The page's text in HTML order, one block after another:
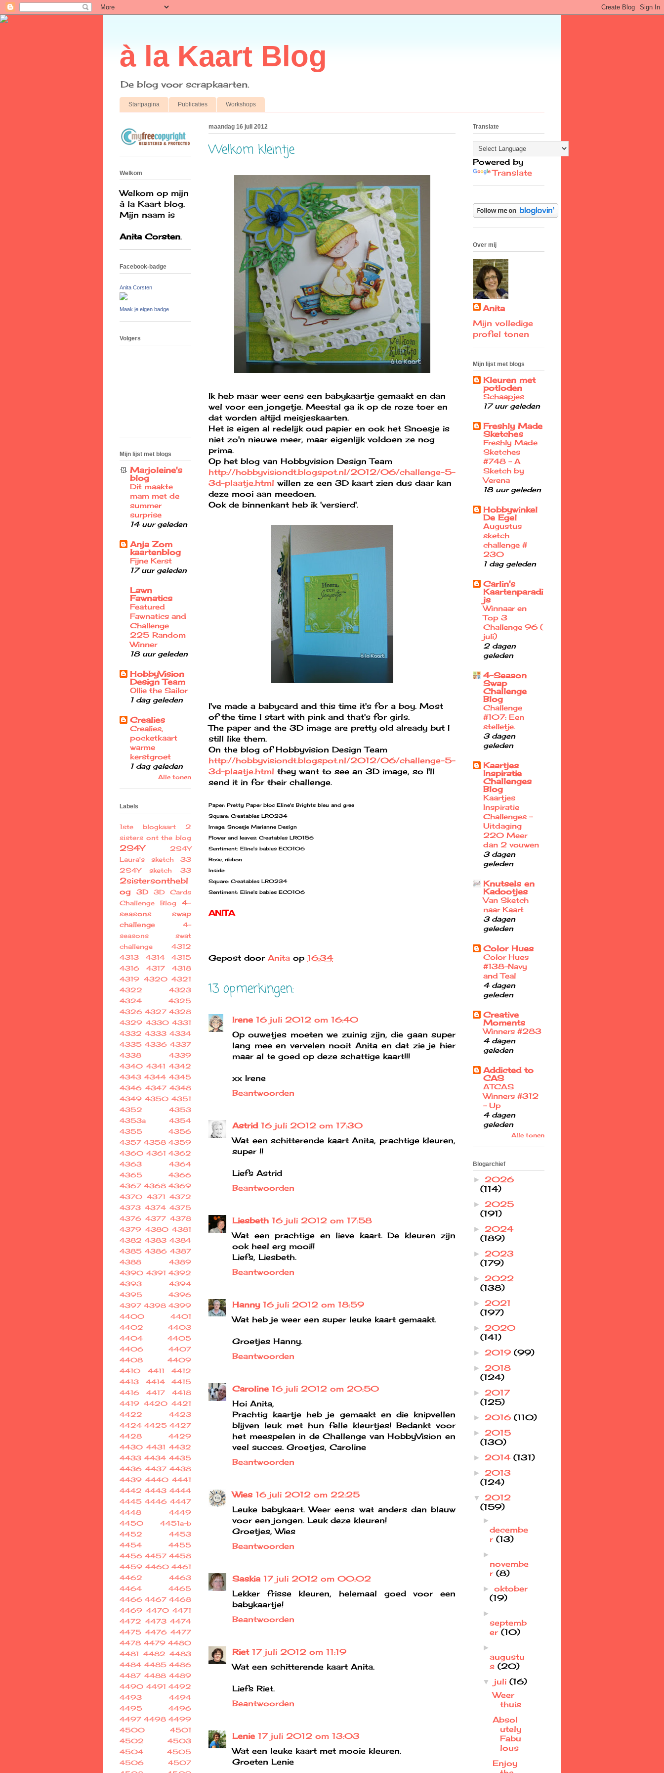
à la Kaart Blog
De blog voor scrapkaarten.
Startpagina Publicaties Workshops
maandag 16 juli 2012
Welkom kleintje
Ik heb maar weer eens een babykaartje gemaakt en dan
wel voor een jongetje. Meestal ga ik op de roze toer en
dat worden altijd meisjeskaarten.
Het is eigen al redelijk oud papier en ook het Snoesje is
niet zo'n nieuwe meer, maar eigenlijk voldoen ze nog
prima.
Op het blog van Hobbyvision Design Team
http://hobbyvisiondt.blogspot.nl/2012/06/challenge-5-
3d-plaatje.html willen ze een 3D kaart zien dus daar kan
deze mooi aan meedoen.
Ook de binnenkant heb ik 'versierd'.
I've made a babycard and this time it's for a boy. Most
of the time I start with pink and that's for girls.
The paper and the 3D image are pretty old already but I
still like them.
On the blog of Hobbyvision Design Team
http://hobbyvisiondt.blogspot.nl/2012/06/challenge-5-
3d-plaatje.html they want to see an 3D image, so I'll
send it in for their challenge.
Paper: Pretty Paper bloc Eline's Brights bleu and gree
Square: Creatables LR0234
Image: Snoesje Marianne Design
Flower and leaves: Creatables LR0156
Sentiment: Eline's babies EC0106
Rose, ribbon
Inside:
Square: Creatables LR0234
Sentiment: Eline's babies EC0106
ANITA
Gepost door Anita op 16:34
13 opmerkingen:
Irene 16 juli 2012 om 16:40
Op ouwetjes moeten we zuinig zijn, die gaan super
lang mee en vervelen nooit Anita en dat zie je hier
maar al te goed op deze schattige kaart!!!
xx Irene
Beantwoorden
Astrid 16 juli 2012 om 17:30
Wat een schitterende kaart Anita, prachtige kleuren,
super !!
Liefs Astrid
Beantwoorden
Liesbeth 16 juli 2012 om 17:58
Wat een prachtige en lieve kaart. De kleuren zijn
ook heel erg mooi!!
Liefs, Liesbeth.
Beantwoorden
Hanny 16 juli 2012 om 18:59
Wat heb je weer een super leuke kaart gemaakt.
Groetjes Hanny.
Beantwoorden
Caroline 16 juli 2012 om 20:50
Hoi Anita,
Prachtig kaartje heb je gemaakt en die knipvellen
blijven leuk met hun felle kleurtjes! Bedankt voor
het meespelen in de Challenge van HobbyVision en
veel succes. Groetjes, Caroline
Beantwoorden
Wies 16 juli 2012 om 22:25
Leuke babykaart. Weer eens wat anders dan blauw
voor een jongen. Leuk deze kleuren!
Groetjes, Wies
Beantwoorden
Saskia 17 juli 2012 om 00:02
Lekker frisse kleuren, helemaal goed voor een
babykaartje!
Beantwoorden
Riet 17 juli 2012 om 11:19
Wat een schitterende kaart Anita.
Liefs Riet.
Beantwoorden
Lenie 17 juli 2012 om 13:03
Wat een leuke kaart met mooie kleuren.
Groeten Lenie
Welkom
Welkom op mijn
à la Kaart blog.
Mijn naam is
Anita Corsten.
Facebook-badge
Anita Corsten
Maak je eigen badge
Volgers
Mijn lijst met blogs
Marjoleine's
blog
Dit maakte
mam met de
summer
surprise
14 uur geleden
Anja Zom
kaartenblog
Fijne Kerst
17 uur geleden
Lawn
Fawnatics
Featured
Fawnatics and
Challenge
225 Random
Winner
18 uur geleden
HobbyVision
Design Team
Ollie the Sailor
1 dag geleden
Crealies
Crealies,
pocketkaart
warme
kerstgroet
1 dag geleden
Alle tonen
Labels
1ste blogkaart
2
sisters ont the blog
2S4Y
2S4Y
Laura's sketch 33
2S4Y sketch 33
2sistersonthebl
og
3D
3D Cards
Challenge Blog
4-
seasons swap
challenge
4-
seasons swat
challenge
4312
4313
4314
4315
4316
4317
4318
4319 4320 4321
4322
4323
4324
4325
4326 4327 4328
4329 4330 4331
4332 4333 4334
4335 4336 4337
4338
4339
4340 4341 4342
4343 4344 4345
4346 4347 4348
4349 4350 4351
4352
4353
4353a
4354
4355
4356
4357 4358 4359
4360 4361 4362
4363
4364
4365
4366
4367 4368 4369
4370 4371 4372
4373 4374 4375
4376 4377 4378
4379 4380 4381
4382 4383 4384
4385 4386 4387
4388
4389
4390 4391 4392
4393
4394
4395
4396
4397 4398 4399
4400
4401
4402
4403
4404
4405
4406
4407
4408
4409
4410
4411
4412
4413
4414
4415
4416
4417
4418
4419 4420 4421
4422
4423
4424 4425 4427
4428
4429
4430 4431 4432
4433 4434 4435
4436 4437 4438
4439 4440 4441
4442 4443 4444
4445 4446 4447
4448
4449
4450
4451a-b
4452
4453
4454
4455
4456 4457 4458
4459 4460 4461
4462
4463
4464
4465
4466 4467 4468
4469 4470 4471
4472 4473 4474
4475 4476 4477
4478 4479 4480
4481
4482 4483
4484 4485 4486
4487 4488 4489
4490 4491 4492
4493
4494
4495
4496
4497 4498 4499
4500
4501
4502
4503
4504
4505
4506
4507
Translate
Powered by
Translate
Over mij
Anita
Mijn volledige
profiel tonen
Mijn lijst met blogs
Kleuren met
potloden
Schaapjes
17 uur geleden
Freshly Made
Sketches
Freshly Made
Sketches
#748 - A
Sketch by
Verena
18 uur geleden
Hobbywinkel
De Egel
Augustus
sketch
challenge #
230
1 dag geleden
Carlin's
Kaartenparadi
js
Winnaar en
Top 3
Challenge 96 (
juli)
2 dagen
geleden
4-Season
Swap
Challenge
Blog
Challenge
#107: Een
stelletje.
3 dagen
geleden
Kaartjes
Inspiratie
Challenges
Blog
Kaartjes
Inspiratie
Challenges -
Uitdaging
220 Meer
dan 2 vouwen
3 dagen
geleden
Knutsels en
Kadootjes
Van Sketch
naar Kaart
3 dagen
geleden
Color Hues
Color Hues
#138-Navy
and Teal
4 dagen
geleden
Creative
Moments
Winners #283
4 dagen
geleden
Addicted to
CAS
ATCAS
Winners #312
- Up
4 dagen
geleden
Alle tonen
Blogarchief
► 2026
(114)
► 2025
(191)
► 2024
(189)
► 2023
(179)
► 2022
(138)
► 2021
(197)
► 2020
(141)
► 2019 (99)
► 2018
(124)
► 2017
(125)
► 2016 (110)
► 2015
(130)
► 2014 (131)
► 2013
(124)
▼ 2012
(159)
►
decembe
r(13)
►
novembe
r(8)
►oktober
(19)
►
septemb
er(10)
►
augustu
s(20)
▼ juli(16)
Weer
thuis
Absol
utely
Fabu
lous
Enjoy